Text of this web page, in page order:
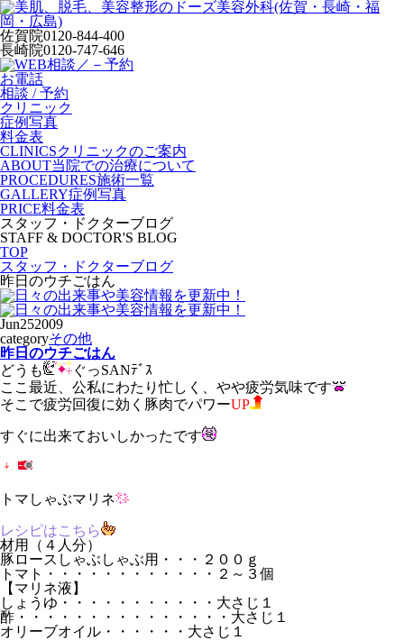
佐賀院0120-844-400
長崎院0120-747-646
お電話
相談 / 予約
クリニック
症例写真
料金表
CLINICSクリニックのご案内
ABOUT当院での治療について
PROCEDURES施術一覧
GALLERY症例写真
PRICE料金表
スタッフ・ドクターブログ
STAFF & DOCTOR'S BLOG
TOP
スタッフ・ドクターブログ
昨日のウチごはん
Jun252009
categoryその他
昨日のウチごはん
どうも
ぐっSANﾃﾞｽ
ここ最近、公私にわたり忙しく、やや疲労気味です
そこで疲労回復に効く豚肉でパワーUP
すぐに出来ておいしかったです
トマしゃぶマリネ
レシピはこちら
材用（４人分）
豚ロースしゃぶしゃぶ用・・・２００ｇ
トマト・・・・・・・・・・・・２～３個
【マリネ液】
しょうゆ・・・・・・・・・・・大さじ１
酢・・・・・・・・・・・・・・・大さじ１
オリーブオイル・・・・・・大さじ１